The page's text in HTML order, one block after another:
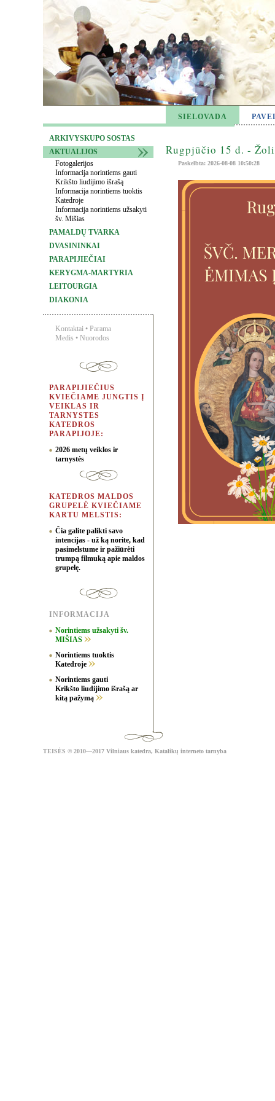
SIELOVADA
ARKIVYSKUPO SOSTAS
AKTUALIJOS
Fotogalerijos
Informacija norintiems gauti
Krikšto liudijimo išrašą
Informacija norintiems tuoktis
Katedroje
Informacija norintiems užsakyti
šv. Mišias
PAMALDŲ TVARKA
DVASININKAI
PARAPIJIEČIAI
KERYGMA-MARTYRIA
LEITOURGIA
DIAKONIA
Kontaktai • Parama
Medis • Nuorodos
PARAPIJIEČIUS
KVIEČIAME JUNGTIS Į
VEIKLAS IR
TARNYSTES
KATEDROS
PARAPIJOJE:
2026 metų veiklos ir
tarnystės
KATEDROS MALDOS
GRUPELĖ KVIEČIAME
KARTU MELSTIS:
Čia galite palikti savo
intencijas - už ką norite, kad
pasimelstume ir pažiūrėti
trumpą filmuką apie maldos
grupelę.
INFORMACIJA
Norintiems užsakyti šv.
MIŠIAS
Norintiems tuoktis
Katedroje
Norintiems gauti
Krikšto liudijimo išrašą ar
kitą pažymą
Rugpjūčio 15 d. -
Paskelbta: 2026-08-08 10:50:28
TEISĖS © 2010—2017 Vilniaus katedra, Katalikų interneto tarnyba